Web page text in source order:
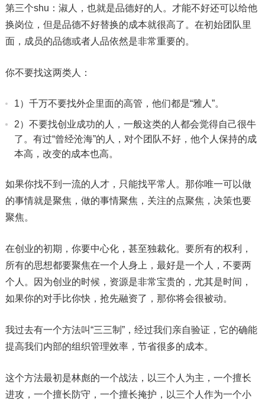
第三个shu：淑人，也就是品德好的人。才能不好还可以给他
换岗位，但是品德不好替换的成本就很高了。在初始团队里
面，成员的品德或者人品依然是非常重要的。
你不要找这两类人：
1）千万不要找外企里面的高管，他们都是“雅人”。
2）不要找创业成功的人，一般这类的人都会觉得自己很牛
了。有过“曾经沧海”的人，对个团队不好，他个人保持的成
本高，改变的成本也高。
如果你找不到一流的人才，只能找平常人。那你唯一可以做
的事情就是聚焦，做的事情聚焦，关注的点聚焦，决策也要
聚焦。
在创业的初期，你要中心化，甚至独裁化。要所有的权利，
所有的思想都要聚焦在一个人身上，最好是一个人，不要两
个人。因为创业的时候，资源是非常宝贵的，尤其是时间，
如果你的对手比你快，抢先融资了，那你将会很被动。
我过去有一个方法叫“三三制”，经过我们亲自验证，它的确能
提高我们内部的组织管理效率，节省很多的成本。
这个方法最初是林彪的一个战法，以三个人为主，一个擅长
进攻，一个擅长防守，一个擅长掩护，以三个人作为一个小